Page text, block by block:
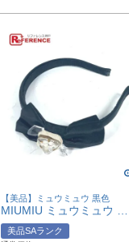
【美品】ミュウミュウ 黒色
美品SAランク